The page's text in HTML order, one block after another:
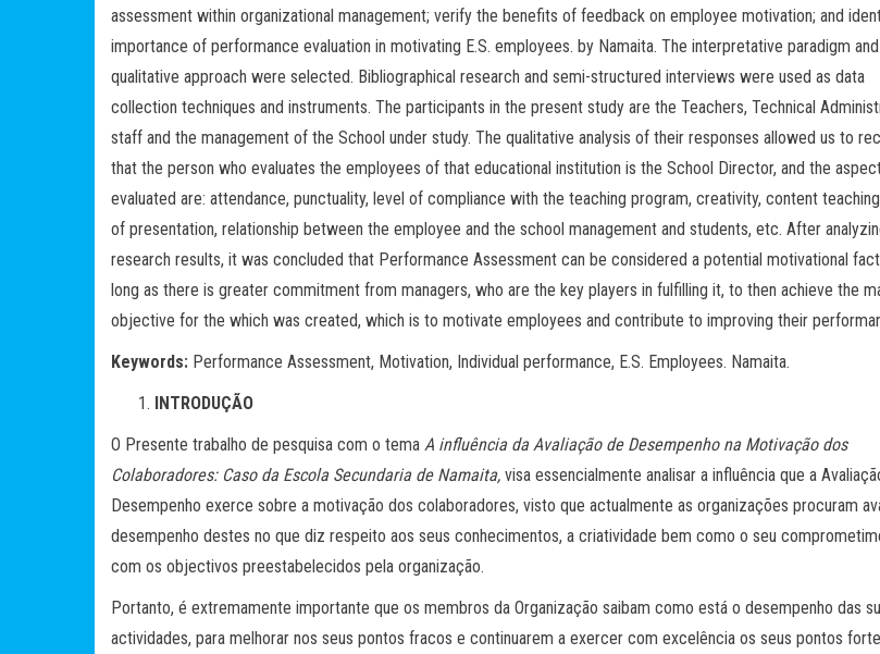
assessment within organizational management; verify the benefits of feedback on employee motivation; and
importance of performance evaluation in motivating E.S. employees. by Namaita. The interpretative paradigm
qualitative approach were selected. Bibliographical research and semi-structured interviews were used as data
collection techniques and instruments. The participants in the present study are the Teachers, Technical
staff and the management of the School under study. The qualitative analysis of their responses allowed us to
that the person who evaluates the employees of that educational institution is the School Director, and the
evaluated are: attendance, punctuality, level of compliance with the teaching program, creativity, content
of presentation, relationship between the employee and the school management and students, etc. After
research results, it was concluded that Performance Assessment can be considered a potential motivational
long as there is greater commitment from managers, who are the key players in fulfilling it, to then achieve the
objective for the which was created, which is to motivate employees and contribute to improving their
Keywords: Performance Assessment, Motivation, Individual performance, E.S. Employees. Namaita.
INTRODUÇÃO
O Presente trabalho de pesquisa com o tema A influência da Avaliação de Desempenho na Motivação dos
Colaboradores: Caso da Escola Secundaria de Namaita, visa essencialmente analisar a influência que a
Desempenho exerce sobre a motivação dos colaboradores, visto que actualmente as organizações procuram
desempenho destes no que diz respeito aos seus conhecimentos, a criatividade bem como o seu
com os objectivos preestabelecidos pela organização.
Portanto, é extremamente importante que os membros da Organização saibam como está o desempenho das
actividades, para melhorar nos seus pontos fracos e continuarem a exercer com excelência os seus pontos